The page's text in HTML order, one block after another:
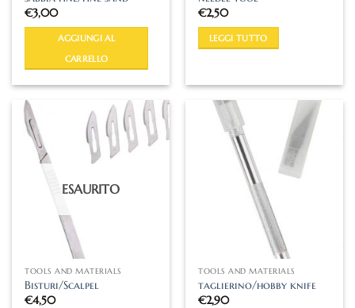
€3,00
AGGIUNGI AL
CARRELLO
€2,50
LEGGI TUTTO
ESAURITO
TOOLS AND MATERIALS
Bisturi/Scalpel
€4,50
TOOLS AND MATERIALS
taglierino/hobby knife
€2,90